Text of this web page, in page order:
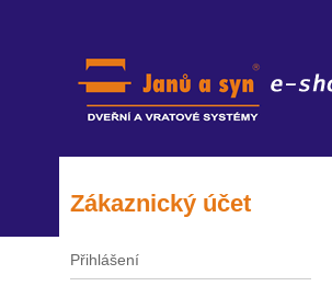
Zákaznický účet
Přihlášení